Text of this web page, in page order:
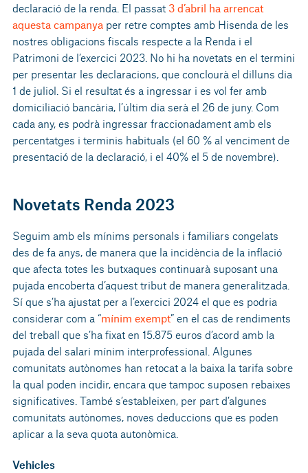
declaració de la renda. El passat 3 d’abril ha arrencat
aquesta campanya per retre comptes amb Hisenda de les
nostres obligacions fiscals respecte a la Renda i el
Patrimoni de l’exercici 2023. No hi ha novetats en el termini
per presentar les declaracions, que conclourà el dilluns dia
1 de juliol. Si el resultat és a ingressar i es vol fer amb
domiciliació bancària, l’últim dia serà el 26 de juny. Com
cada any, es podrà ingressar fraccionadament amb els
percentatges i terminis habituals (el 60 % al venciment de
presentació de la declaració, i el 40% el 5 de novembre).
Novetats Renda 2023
Seguim amb els mínims personals i familiars congelats
des de fa anys, de manera que la incidència de la inflació
que afecta totes les butxaques continuarà suposant una
pujada encoberta d’aquest tribut de manera generalitzada.
Sí que s’ha ajustat per a l’exercici 2024 el que es podria
considerar com a “mínim exempt” en el cas de rendiments
del treball que s’ha fixat en 15.875 euros d’acord amb la
pujada del salari mínim interprofessional. Algunes
comunitats autònomes han retocat a la baixa la tarifa sobre
la qual poden incidir, encara que tampoc suposen rebaixes
significatives. També s’estableixen, per part d’algunes
comunitats autònomes, noves deduccions que es poden
aplicar a la seva quota autonòmica.
Vehicles